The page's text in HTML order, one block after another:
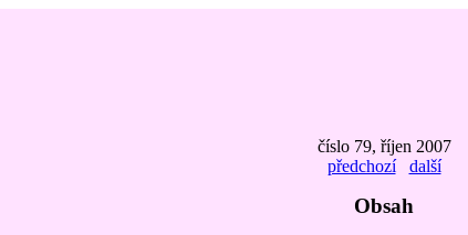
číslo 79, říjen 2007
předchozí
další
Obsah